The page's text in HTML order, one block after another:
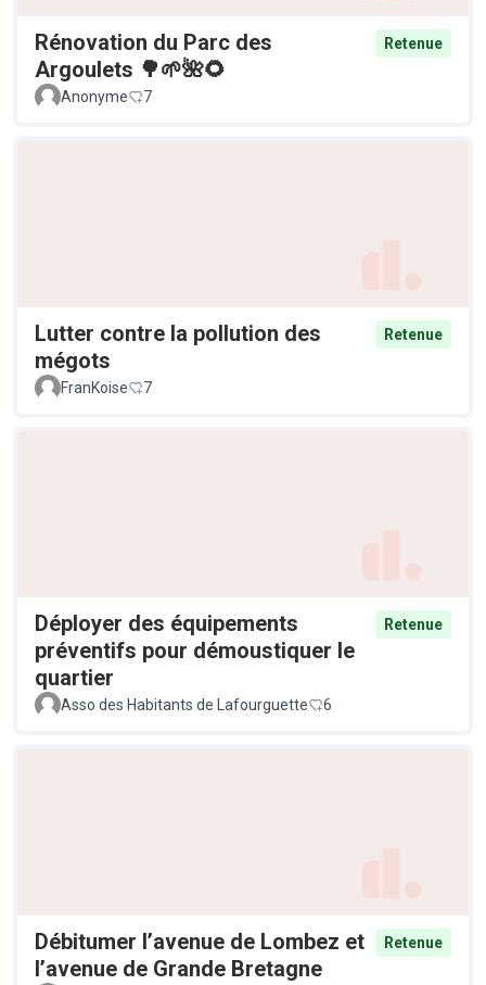
Rénovation du Parc des
Argoulets 🌳🌱🌺🌻
Retenue
Anonyme 7
Lutter contre la pollution des
mégots
Retenue
FranKoise 7
Déployer des équipements
préventifs pour démoustiquer le
quartier
Retenue
Asso des Habitants de Lafourguette 6
Débitumer l’avenue de Lombez et
l’avenue de Grande Bretagne
Retenue